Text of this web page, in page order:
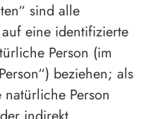
sind alle
eine identifizierte
Person (im
beziehen; als
Person